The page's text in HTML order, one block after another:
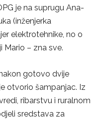
je na suprugu Ana-
(inženjerka
elektrotehnike, no o
Mario – zna sve.
gotovo dvije
otvorio šampanjac. Iz
ribarstvu i ruralnom
sredstava za